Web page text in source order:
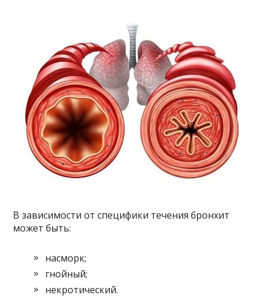
В зависимости от специфики течения бронхит
может быть:
насморк;
гнойный;
некротический.